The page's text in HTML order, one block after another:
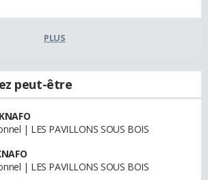
PLUS
peut-être
| LES PAVILLONS SOUS BOIS
| LES PAVILLONS SOUS BOIS